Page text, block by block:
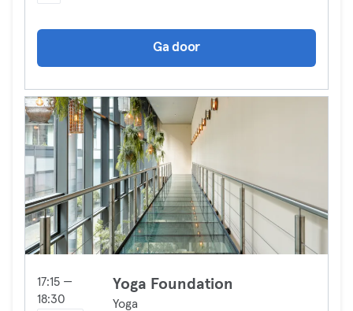
Ga door
17:15 —
18:30
Yoga Foundation
Yoga